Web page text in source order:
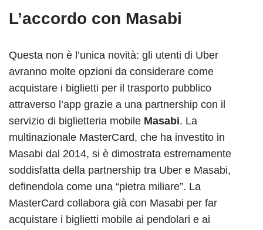
L’accordo con Masabi
Questa non è l’unica novità: gli utenti di Uber
avranno molte opzioni da considerare come
acquistare i biglietti per il trasporto pubblico
attraverso l’app grazie a una partnership con il
servizio di biglietteria mobile Masabi. La
multinazionale MasterCard, che ha investito in
Masabi dal 2014, si è dimostrata estremamente
soddisfatta della partnership tra Uber e Masabi,
definendola come una “pietra miliare”. La
MasterCard collabora già con Masabi per far
acquistare i biglietti mobile ai pendolari e ai